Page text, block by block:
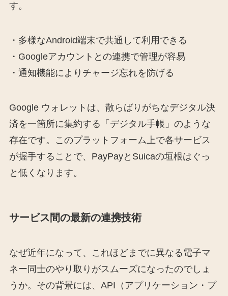
す。
・多様なAndroid端末で共通して利用できる
・Googleアカウントとの連携で管理が容易
・通知機能によりチャージ忘れを防げる
Google ウォレットは、散らばりがちなデジタル決
済を一箇所に集約する「デジタル手帳」のような
存在です。このプラットフォーム上で各サービス
が握手することで、PayPayとSuicaの垣根はぐっ
と低くなります。
サービス間の最新の連携技術
なぜ近年になって、これほどまでに異なる電子マ
ネー同士のやり取りがスムーズになったのでしょ
うか。その背景には、API（アプリケーション・プ